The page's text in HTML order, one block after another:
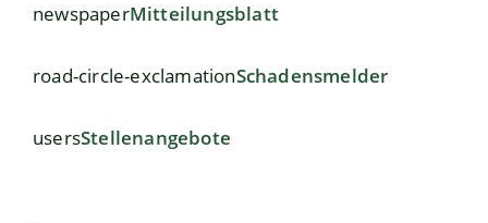
newspaperMitteilungsblatt
road-circle-exclamationSchadensmelder
usersStellenangebote